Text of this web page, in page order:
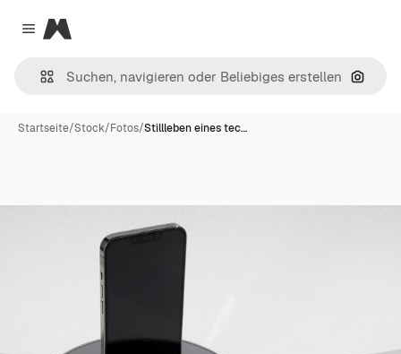
Close menu
Magnific
Nach
Startseite/Stock/Fotos/Stillleben eines tec…